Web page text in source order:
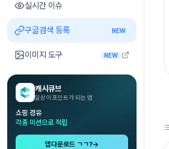
실시간 이슈
구글검색 등록 NEW
이미지 도구 NEW
캐시큐브
일상이 포인트가 되는 앱
쇼핑 경유
각종 미션으로 적립
앱다운로드 ㄱㄱ?→